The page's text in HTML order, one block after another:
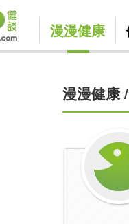
漫漫健康
漫漫健康/